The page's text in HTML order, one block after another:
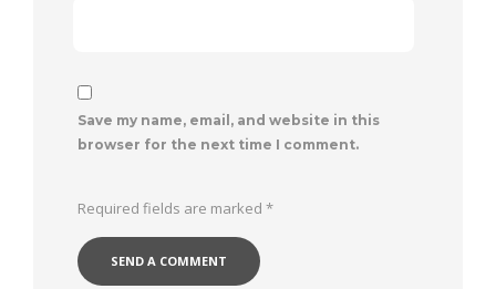
Save my name, email, and website in this
browser for the next time I comment.
Required fields are marked *